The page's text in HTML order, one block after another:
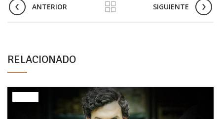
ANTERIOR SIGUIENTE
RELACIONADO